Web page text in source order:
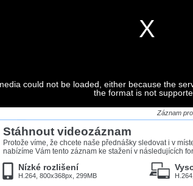
proto umožňujeme stahování
staré záznamy máme historicky uložené
který není vhodný pro stahování,
je ke stažení nenabízíme.
could not be loaded, either because the
the format is not
Záznam
Stáhnout videozáznam
Protože víme, že chcete naše přednášky sledovat i v
nabízíme Vám tento záznam ke stažení v následujících
Nízké rozlišení
H.264, 800x368px, 299MB